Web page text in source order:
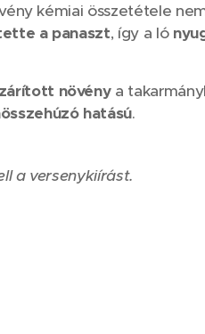
kémiai összetétele
a panaszt, így a ló
növénya
hatású.
a versenykiírást.